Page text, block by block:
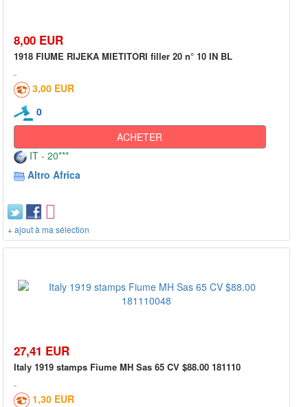
8,00 EUR
1918 FIUME RIJEKA MIETITORI filler 20 n° 10 IN BL
3,00 EUR
0
ACHETER
IT - 20***
Altro Africa
+ ajout à ma sélection
27,41 EUR
Italy 1919 stamps Fiume MH Sas 65 CV $88.00 181110
1,30 EUR